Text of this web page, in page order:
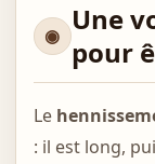
Une
pour
Le
: il est long,